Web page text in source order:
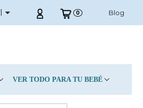
 0 Blog
VER TODO PARA TU BEBÉ